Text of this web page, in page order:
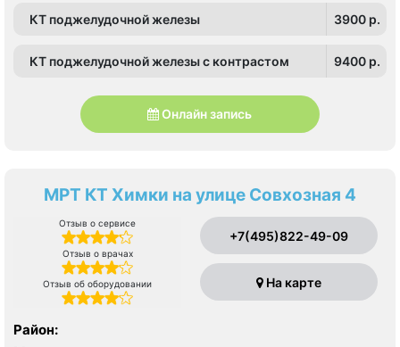
КТ поджелудочной железы 3900 p.
КТ поджелудочной железы с контрастом 9400 p.
Онлайн запись
МРТ КТ Химки на улице Совхозная 4
Отзыв о сервисе
Отзыв о врачах
Отзыв об оборудовании
+7(495)822-49-09
На карте
Район: